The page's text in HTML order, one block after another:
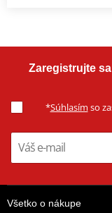
Zaregistrujte
*Súhlasím so
Všetko o nákupe